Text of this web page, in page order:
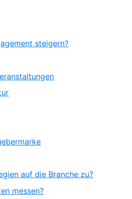
steigern?
auf die Branche zu?
messen?